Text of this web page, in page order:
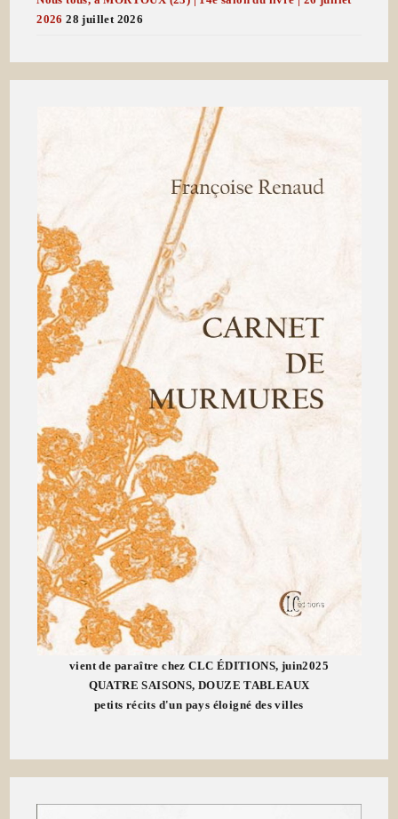
2026 28 juillet 2026
vient de paraître chez CLC ÉDITIONS, juin2025
QUATRE SAISONS, DOUZE TABLEAUX
petits récits d'un pays éloigné des villes